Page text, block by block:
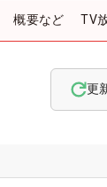
概要など TV
更